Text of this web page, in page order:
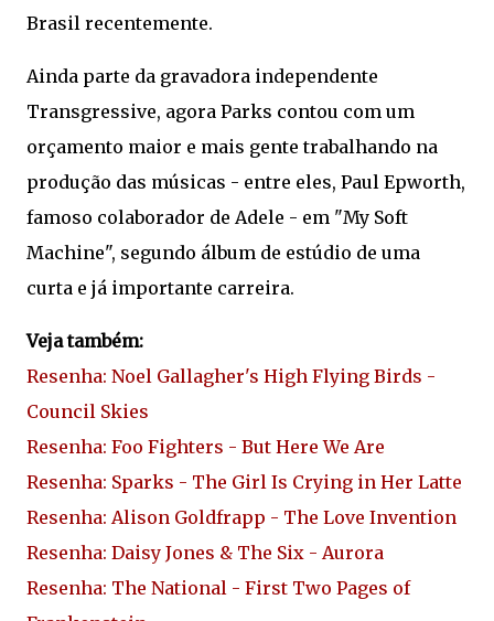
Brasil recentemente.
Ainda parte da gravadora independente
Transgressive, agora Parks contou com um
orçamento maior e mais gente trabalhando na
produção das músicas - entre eles, Paul Epworth,
famoso colaborador de Adele - em "My Soft
Machine", segundo álbum de estúdio de uma
curta e já importante carreira.
Veja também:
Resenha: Noel Gallagher's High Flying Birds -
Council Skies
Resenha: Foo Fighters - But Here We Are
Resenha: Sparks - The Girl Is Crying in Her Latte
Resenha: Alison Goldfrapp - The Love Invention
Resenha: Daisy Jones & The Six - Aurora
Resenha: The National - First Two Pages of